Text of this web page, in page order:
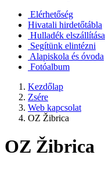
Elérhetőség
Hivatali hirdetőtábla
Hulladék elszállítása
Segítünk elintézni
Alapiskola és óvoda
Fotóalbum
Kezdőlap
Zsére
Web kapcsolat
OZ Žibrica
OZ Žibrica